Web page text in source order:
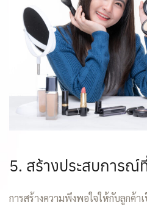
5. สร้างประสบการณ์
การสร้างความพึงพอใจให้กับลูกค้